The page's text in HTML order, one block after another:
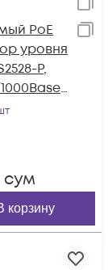
PoE
уровня
P,
at до
сум
корзину